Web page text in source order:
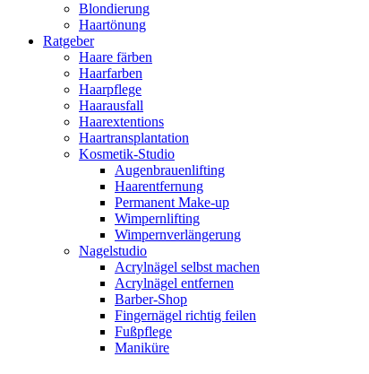
Blondierung
Haartönung
Ratgeber
Haare färben
Haarfarben
Haarpflege
Haarausfall
Haarextentions
Haartransplantation
Kosmetik-Studio
Augenbrauenlifting
Haarentfernung
Permanent Make-up
Wimpernlifting
Wimpernverlängerung
Nagelstudio
Acrylnägel selbst machen
Acrylnägel entfernen
Barber-Shop
Fingernägel richtig feilen
Fußpflege
Maniküre